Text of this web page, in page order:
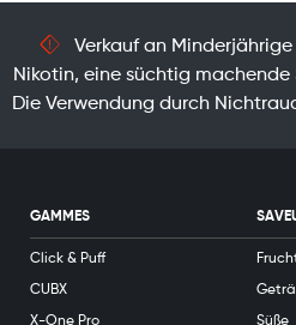
Verkauf an Minderjährige
Nikotin, eine süchtig
Die Verwendung durch
GAMMES
Click & Puff
CUBX
X-One Pro Süße